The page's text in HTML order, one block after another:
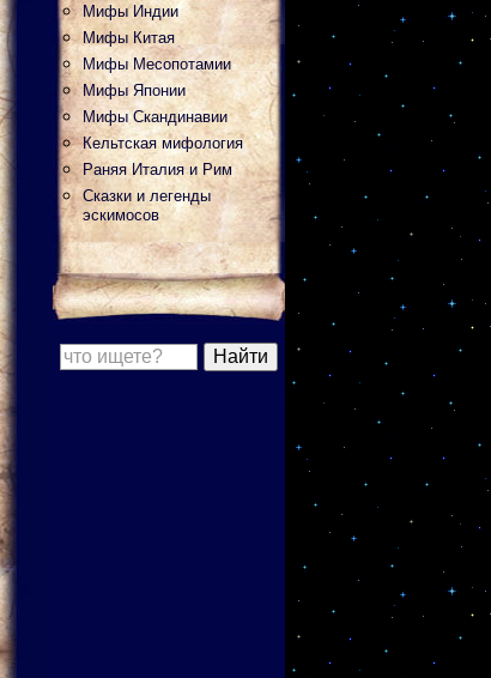
Мифы Индии
Мифы Китая
Мифы Месопотамии
Мифы Японии
Мифы Скандинавии
Кельтская мифология
Раняя Италия и Рим
Сказки и легенды
эскимосов